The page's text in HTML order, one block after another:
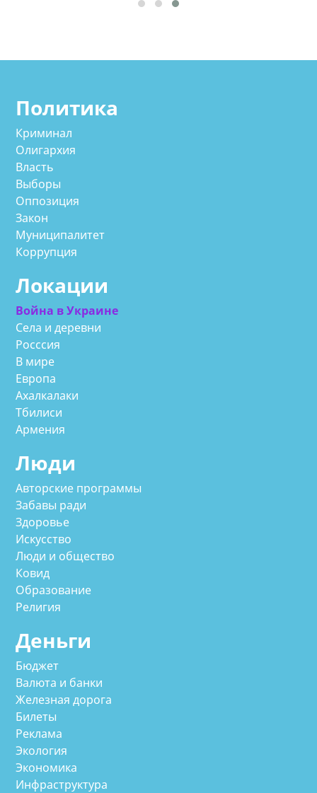
Политика
Криминал
Олигархия
Власть
Выборы
Оппозиция
Закон
Муниципалитет
Коррупция
Локации
Война в Украине
Села и деревни
Росссия
В мире
Европа
Ахалкалаки
Тбилиси
Армения
Люди
Авторские программы
Забавы ради
Здоровье
Искусство
Люди и общество
Ковид
Образование
Религия
Деньги
Бюджет
Валюта и банки
Железная дорога
Билеты
Реклама
Экология
Экономика
Инфраструктура